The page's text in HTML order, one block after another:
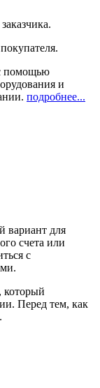
помощью
и
подробнее...
вариант для
счета или
с
который
Перед тем, как